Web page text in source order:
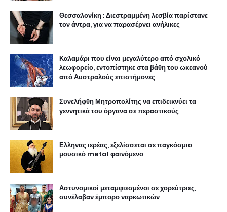
Θεσσαλονίκη : Διεστραμμένη λεσβία παρίστανε
τον άντρα, για να παρασέρνει ανήλικες
Καλαμάρι που είναι μεγαλύτερο από σχολικό
λεωφορείο, εντοπίστηκε στα βάθη του ωκεανού
από Αυστραλούς επιστήμονες
Συνελήφθη Μητροπολίτης να επιδεικνύει τα
γεννητικά του όργανα σε περαστικούς
Ελληνας ιερέας, εξελίσσεται σε παγκόσμιο
μουσικό metal φαινόμενο
Αστυνομικοί μεταμφιεσμένοι σε χορεύτριες,
συνέλαβαν έμπορο ναρκωτικών